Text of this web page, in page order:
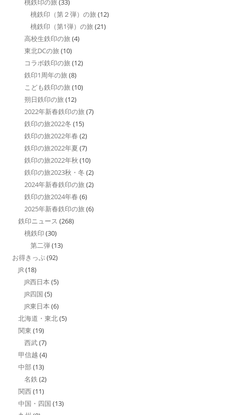
桃鉄印の旅 (33)
桃鉄印（第２弾）の旅 (12)
桃鉄印（第1弾）の旅 (21)
高校生鉄印の旅 (4)
東北DCの旅 (10)
コラボ鉄印の旅 (12)
鉄印1周年の旅 (8)
こども鉄印の旅 (10)
朔日鉄印の旅 (12)
2022年新春鉄印の旅 (7)
鉄印の旅2022冬 (15)
鉄印の旅2022年春 (2)
鉄印の旅2022年夏 (7)
鉄印の旅2022年秋 (10)
鉄印の旅2023秋・冬 (2)
2024年新春鉄印の旅 (2)
鉄印の旅2024年春 (6)
2025年新春鉄印の旅 (6)
鉄印ニュース (268)
桃鉄印 (30)
第二弾(13)
お得きっぷ(92)
JR(18)
JR西日本 (5)
JR四国 (5)
JR東日本 (6)
北海道・東北(5)
関東 (19)
西武(7)
甲信越 (4)
中部 (13)
名鉄 (2)
関西(11)
中国・四国 (13)